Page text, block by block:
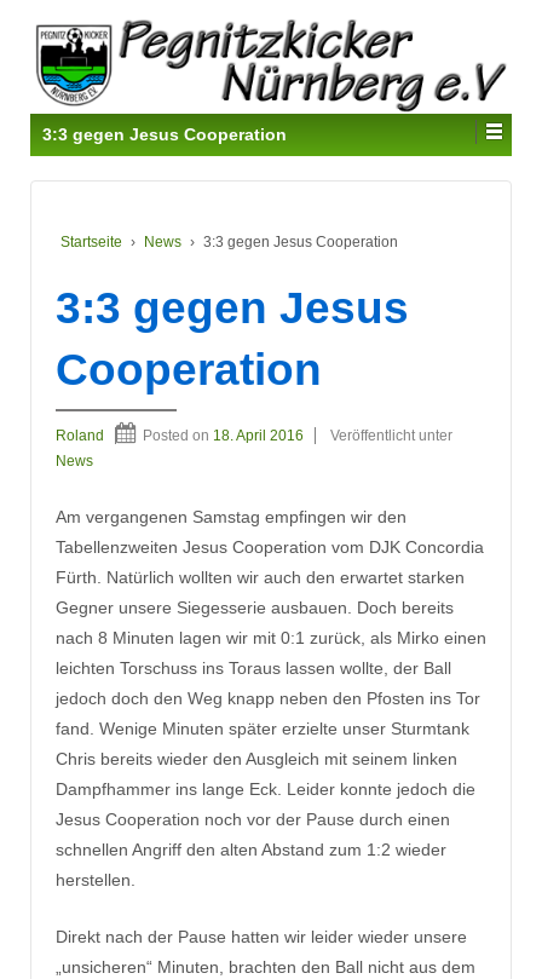
3:3 gegen Jesus Cooperation
Startseite › News › 3:3 gegen Jesus Cooperation
3:3 gegen Jesus
Cooperation
Roland Posted on 18. April 2016
Veröffentlicht unter
News
Am vergangenen Samstag empfingen wir den
Tabellenzweiten Jesus Cooperation vom DJK Concordia
Fürth. Natürlich wollten wir auch den erwartet starken
Gegner unsere Siegesserie ausbauen. Doch bereits
nach 8 Minuten lagen wir mit 0:1 zurück, als Mirko einen
leichten Torschuss ins Toraus lassen wollte, der Ball
jedoch doch den Weg knapp neben den Pfosten ins Tor
fand. Wenige Minuten später erzielte unser Sturmtank
Chris bereits wieder den Ausgleich mit seinem linken
Dampfhammer ins lange Eck. Leider konnte jedoch die
Jesus Cooperation noch vor der Pause durch einen
schnellen Angriff den alten Abstand zum 1:2 wieder
herstellen.
Direkt nach der Pause hatten wir leider wieder unsere
„unsicheren“ Minuten, brachten den Ball nicht aus dem